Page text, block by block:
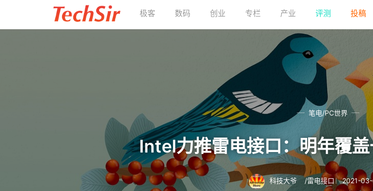
极客 数码 创业 专栏 产业 评测 投稿
笔电/PC世界
Intel力推雷电接口：明年覆
科技大爷 /雷电接口 2021-